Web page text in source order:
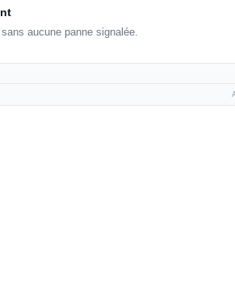
aucune panne signalée.